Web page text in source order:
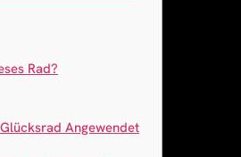
Rad?
Angewendet